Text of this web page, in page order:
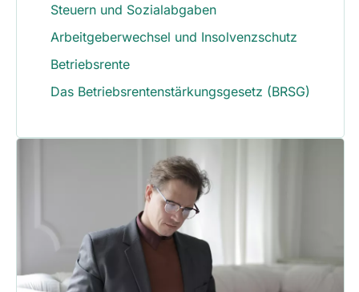
Steuern und Sozialabgaben
Arbeitgeberwechsel und Insolvenzschutz
Betriebsrente
Das Betriebsrentenstärkungsgesetz (BRSG)